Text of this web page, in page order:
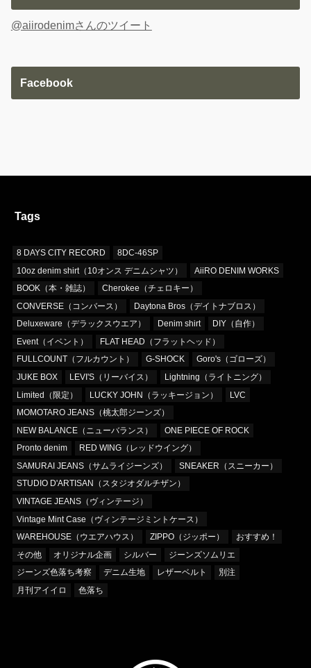
@aiirodenimさんのツイート
Facebook
Tags
8 DAYS CITY RECORD
8DC-46SP
10oz denim shirt（10オンス デニムシャツ）
AiiRO DENIM WORKS
BOOK（本・雑誌）
Cherokee（チェロキー）
CONVERSE（コンバース）
Daytona Bros（デイトナブロス）
Deluxeware（デラックスウエア）
Denim shirt
DIY（自作）
Event（イベント）
FLAT HEAD（フラットヘッド）
FULLCOUNT（フルカウント）
G-SHOCK
Goro's（ゴローズ）
JUKE BOX
LEVI'S（リーバイス）
Lightning（ライトニング）
Limited（限定）
LUCKY JOHN（ラッキージョン）
LVC
MOMOTARO JEANS（桃太郎ジーンズ）
NEW BALANCE（ニューバランス）
ONE PIECE OF ROCK
Pronto denim
RED WING（レッドウイング）
SAMURAI JEANS（サムライジーンズ）
SNEAKER（スニーカー）
STUDIO D'ARTISAN（スタジオダルチザン）
VINTAGE JEANS（ヴィンテージ）
Vintage Mint Case（ヴィンテージミントケース）
WAREHOUSE（ウエアハウス）
ZIPPO（ジッポー）
おすすめ！
その他
オリジナル企画 シルバー
ジーンズソムリエ
ジーンズ色落ち考察
デニム生地 レザーベルト
別注
月刊アイイロ
色落ち